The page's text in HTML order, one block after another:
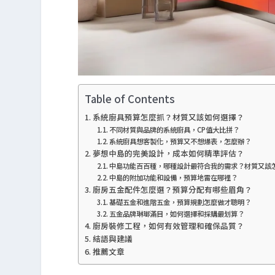
Table of Contents
系統廚具預算怎麼抓？材質又該如何選擇？
不同材質與品牌的系統廚具，CP值大比拼？
系統廚具想客製化，預算又不想爆表，怎麼辦？
夢想中島的完美設計，成本如何精準評估？
中島功能百百種，哪種設計最符合我的需求？材質又該
中島的附加功能和設備，預算地雷在哪裡？
廚房五金配件怎麼選？預算分配有哪些眉角？
基礎五金和進階五金，預算規劃怎麼做才聰明？
五金品牌琳瑯滿目，如何選擇和採購最划算？
廚房裝修工程，如何有效管理和確保品質？
結語與建議
推薦文章